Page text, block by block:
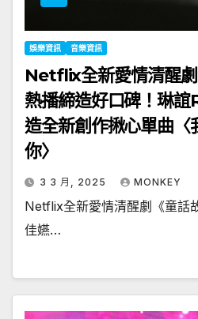
娛樂資訊 音樂資訊
Netflix全新愛情清醒劇
熱播締造好口碑！琳
造全新創作揪心單曲〈
你〉
3 3 月, 2025 MONKEY
Netflix全新愛情清醒劇《童話
佳嬿…